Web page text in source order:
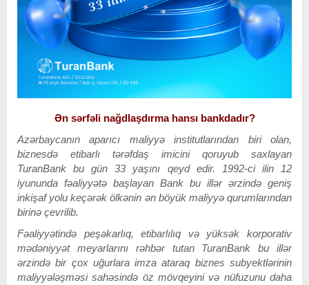
Ən sərfəli nağdlaşdırma hansı bankdadır?
Azərbaycanın aparıcı maliyyə institutlarından biri olan,
biznesdə etibarlı tərəfdaş imicini qoruyub saxlayan
TuranBank bu gün 33 yaşını qeyd edir. 1992-ci ilin 12
iyununda fəaliyyətə başlayan Bank bu illər ərzində geniş
inkişaf yolu keçərək ölkənin ən böyük maliyyə qurumlarından
birinə çevrilib.
Fəaliyyətində peşəkarlıq, etibarlılıq və yüksək korporativ
mədəniyyət meyarlarını rəhbər tutan TuranBank bu illər
ərzində bir çox uğurlara imza ataraq biznes subyektlərinin
maliyyələşməsi sahəsində öz mövqeyini və nüfuzunu daha